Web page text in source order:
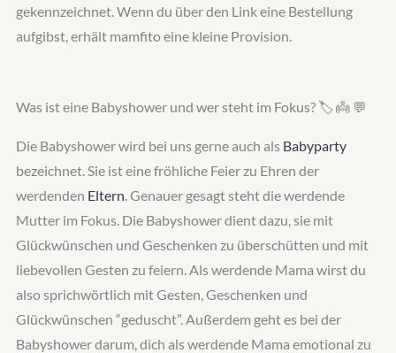
gekennzeichnet. Wenn du über den Link eine Bestellung
aufgibst, erhält mamfito eine kleine Provision.
Was ist eine Babyshower und wer steht im Fokus? 🏷️ 👼 💬
Die Babyshower wird bei uns gerne auch als Babyparty
bezeichnet. Sie ist eine fröhliche Feier zu Ehren der
werdenden Eltern. Genauer gesagt steht die werdende
Mutter im Fokus. Die Babyshower dient dazu, sie mit
Glückwünschen und Geschenken zu überschütten und mit
liebevollen Gesten zu feiern. Als werdende Mama wirst du
also sprichwörtlich mit Gesten, Geschenken und
Glückwünschen “geduscht”. Außerdem geht es bei der
Babyshower darum, dich als werdende Mama emotional zu